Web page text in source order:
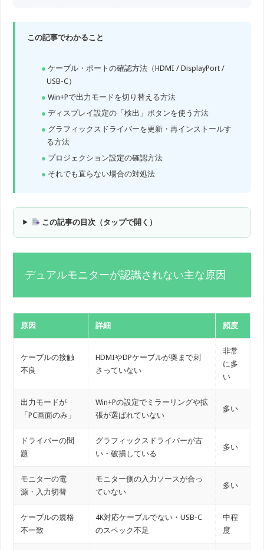
この記事でわかること
ケーブル・ポートの確認方法（HDMI / DisplayPort /
USB-C）
Win+Pで出力モードを切り替える方法
ディスプレイ設定の「検出」ボタンを使う方法
グラフィックスドライバーを更新・再インストールす
る方法
プロジェクション設定の確認方法
それでも直らない場合の対処法
この記事の目次（タップで開く）
デュアルモニターが認識されない主な原因
原因 詳細 頻度
ケーブルの接触
不良
HDMIやDPケーブルが奥まで刺
さっていない
非常
に多
い
出力モードが
「PC画面のみ」
Win+Pの設定でミラーリングや拡
張が選ばれていない
多い
ドライバーの問
題
グラフィックスドライバーが古
い・破損している
多い
モニターの電
源・入力切替
モニター側の入力ソースが合っ
ていない
多い
ケーブルの規格
不一致
4K対応ケーブルでない・USB-C
のスペック不足
中程
度